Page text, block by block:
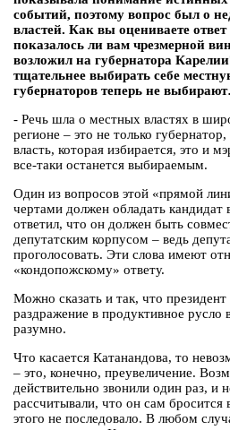
событий, поэтому вопрос был о
властей. Как вы оцениваете
показалось ли вам чрезмерной
возложил на губернатора
тщательнее выбирать себе
губернаторов теперь не
- Речь шла о местных властях в
регионе – это не только губернатор,
власть, которая избирается, это и
все-таки останется выбираемым.
Один из вопросов этой «прямой
чертами должен обладать
ответил, что он должен быть
депутатским корпусом – ведь
проголосовать. Эти слова имеют
«кондопожскому» ответу.
Можно сказать и так, что
раздражение в продуктивное
разумно.
Что касается Катанандова, то
– это, конечно, преувеличение.
действительно звонили один раз,
рассчитывали, что он сам бросится
этого не последовало. В любом